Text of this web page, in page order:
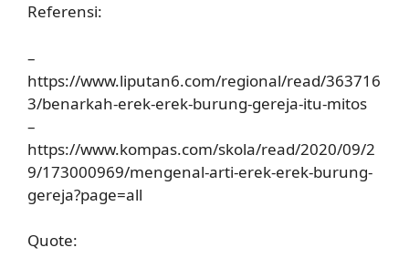
Referensi:
–
https://www.liputan6.com/regional/read/363716
3/benarkah-erek-erek-burung-gereja-itu-mitos
–
https://www.kompas.com/skola/read/2020/09/2
9/173000969/mengenal-arti-erek-erek-burung-
gereja?page=all
Quote: